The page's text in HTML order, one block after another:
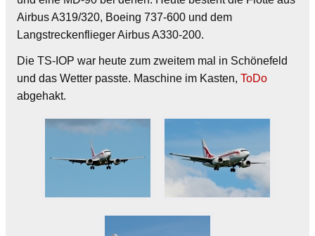
Airbus A319/320, Boeing 737-600 und dem
Langstreckenflieger Airbus A330-200.
Die TS-IOP war heute zum zweitem mal in Schönefeld
und das Wetter passte. Maschine im Kasten, ToDo
abgehakt.